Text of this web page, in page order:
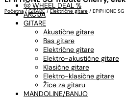
🤠 WHEEL DEAL %
AKCIJA
GITARE
Akustične gitare
Bas gitare
Električne gitare
Elektro-akustične gitare
Klasične gitare
Elektro-klasične gitare
Žice za gitaru
MANDOLINE/BANJO
Početna / GITARE / Električne gitare / EPIPHONE